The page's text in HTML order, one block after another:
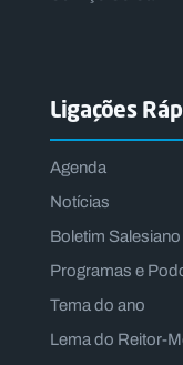
Ligações
Agenda
Notícias
Boletim Salesiano
Programas e
Tema do ano
Lema do Reitor-